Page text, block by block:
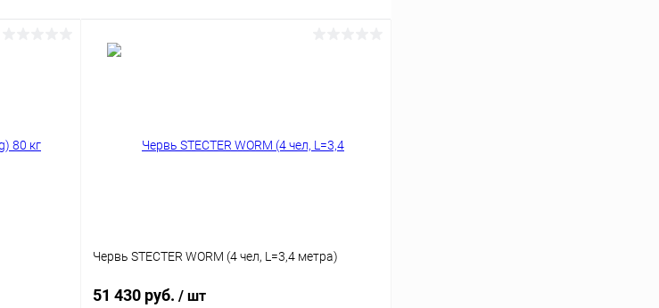
Червь STECTER WORM (4 чел, L=3,4 метра)
51 430 руб. / шт